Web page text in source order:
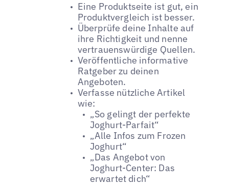
Eine Produktseite ist gut, ein
Produktvergleich ist besser.
Überprüfe deine Inhalte auf
ihre Richtigkeit und nenne
vertrauenswürdige Quellen.
Veröffentliche informative
Ratgeber zu deinen
Angeboten.
Verfasse nützliche Artikel
wie:
„So gelingt der perfekte
Joghurt-Parfait“
„Alle Infos zum Frozen
Joghurt“
„Das Angebot von
Joghurt-Center: Das
erwartet dich“